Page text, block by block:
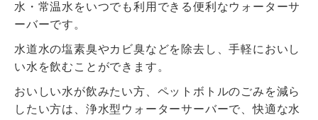
水・常温水をいつでも利用できる便利なウォーターサ
ーバーです。
水道水の塩素臭やカビ臭などを除去し、手軽においし
い水を飲むことができます。
おいしい水が飲みたい方、ペットボトルのごみを減ら
したい方は、浄水型ウォーターサーバーで、快適な水